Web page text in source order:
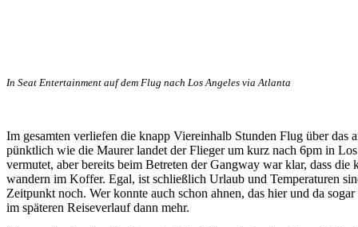
In Seat Entertainment auf dem Flug nach Los Angeles via Atlanta
Im gesamten verliefen die knapp Viereinhalb Stunden Flug über das
pünktlich wie die Maurer landet der Flieger um kurz nach 6pm in
vermutet, aber bereits beim Betreten der Gangway war klar, dass
wandern im Koffer. Egal, ist schließlich Urlaub und Temperaturen
Zeitpunkt noch. Wer konnte auch schon ahnen, das hier und da
im späteren Reiseverlauf dann mehr.